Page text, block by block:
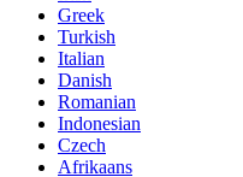
Greek
Turkish
Italian
Danish
Romanian
Indonesian
Czech
Afrikaans